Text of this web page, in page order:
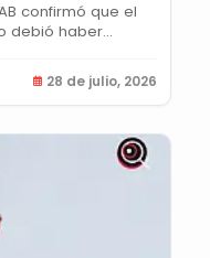
confirmó que el
debió haber...
28 de julio, 2026